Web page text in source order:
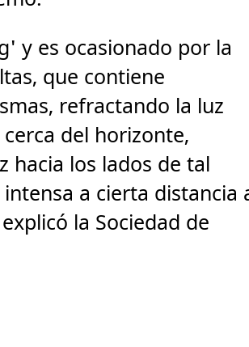
y es ocasionado por la
que contiene
refractando la luz
del horizonte,
hacia los lados de tal
a cierta distancia
la Sociedad de